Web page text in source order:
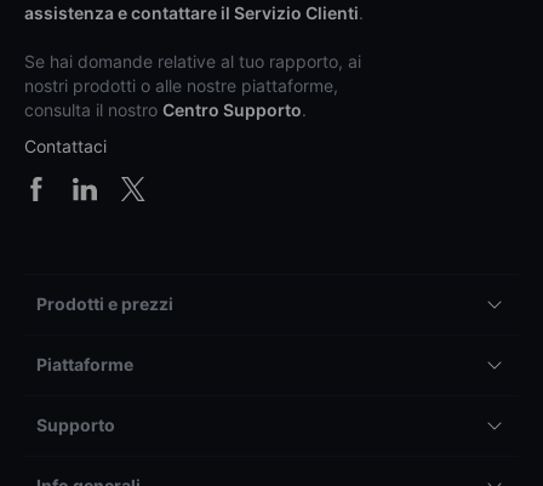
assistenza e contattare il Servizio Clienti.
Se hai domande relative al tuo rapporto, ai
nostri prodotti o alle nostre piattaforme,
consulta il nostro Centro Supporto.
Contattaci
Prodotti e prezzi
Piattaforme
Supporto